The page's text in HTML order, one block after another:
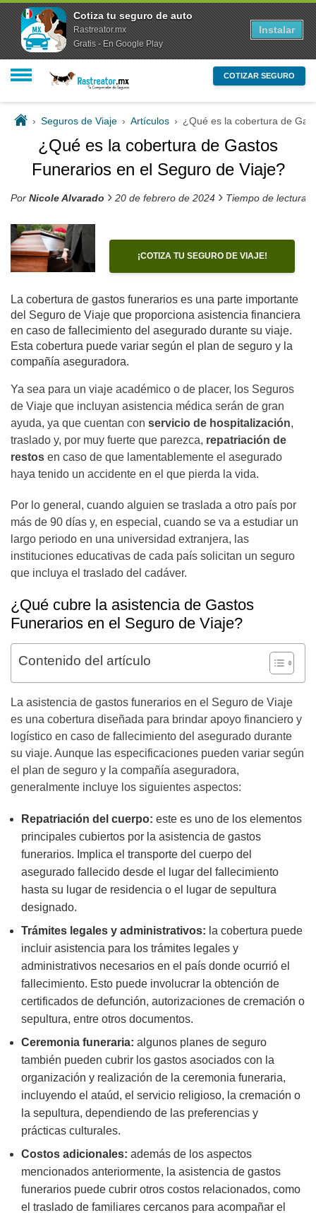
COTIZAR SEGURO
› Seguros de Viaje › Artículos › ¿Qué es la cobertura de
¿Qué es la cobertura de Gastos
Funerarios en el Seguro de Viaje?
Por Nicole Alvarado › 20 de febrero de 2024 › Tiempo de lectura
¡COTIZA TU SEGURO DE VIAJE!
La cobertura de gastos funerarios es una parte importante
del Seguro de Viaje que proporciona asistencia financiera
en caso de fallecimiento del asegurado durante su viaje.
Esta cobertura puede variar según el plan de seguro y la
compañía aseguradora.
Ya sea para un viaje académico o de placer, los Seguros
de Viaje que incluyan asistencia médica serán de gran
ayuda, ya que cuentan con servicio de hospitalización,
traslado y, por muy fuerte que parezca, repatriación de
restos en caso de que lamentablemente el asegurado
haya tenido un accidente en el que pierda la vida.
Por lo general, cuando alguien se traslada a otro país por
más de 90 días y, en especial, cuando se va a estudiar un
largo periodo en una universidad extranjera, las
instituciones educativas de cada país solicitan un seguro
que incluya el traslado del cadáver.
¿Qué cubre la asistencia de Gastos
Funerarios en el Seguro de Viaje?
Contenido del artículo
La asistencia de gastos funerarios en el Seguro de Viaje
es una cobertura diseñada para brindar apoyo financiero y
logístico en caso de fallecimiento del asegurado durante
su viaje. Aunque las especificaciones pueden variar según
el plan de seguro y la compañía aseguradora,
generalmente incluye los siguientes aspectos:
Repatriación del cuerpo: este es uno de los elementos
principales cubiertos por la asistencia de gastos
funerarios. Implica el transporte del cuerpo del
asegurado fallecido desde el lugar del fallecimiento
hasta su lugar de residencia o el lugar de sepultura
designado.
Trámites legales y administrativos: la cobertura puede
incluir asistencia para los trámites legales y
administrativos necesarios en el país donde ocurrió el
fallecimiento. Esto puede involucrar la obtención de
certificados de defunción, autorizaciones de cremación o
sepultura, entre otros documentos.
Ceremonia funeraria: algunos planes de seguro
también pueden cubrir los gastos asociados con la
organización y realización de la ceremonia funeraria,
incluyendo el ataúd, el servicio religioso, la cremación o
la sepultura, dependiendo de las preferencias y
prácticas culturales.
Costos adicionales: además de los aspectos
mencionados anteriormente, la asistencia de gastos
funerarios puede cubrir otros costos relacionados, como
el traslado de familiares cercanos para acompañar el
Cotiza tu seguro de auto
Rastreator.mx
Gratis - En Google Play
Instalar